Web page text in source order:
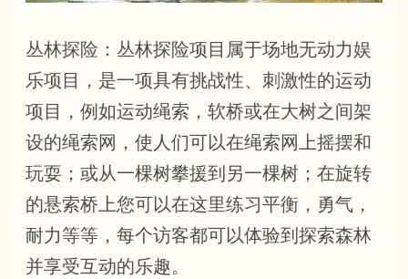
丛林探险：丛林探险项目属于场地无动力娱
乐项目，是一项具有挑战性、刺激性的运动
项目，例如运动绳索，软桥或在大树之间架
设的绳索网，使人们可以在绳索网上摇摆和
玩耍；或从一棵树攀援到另一棵树；在旋转
的悬索桥上您可以在这里练习平衡，勇气，
耐力等等，每个访客都可以体验到探索森林
并享受互动的乐趣。